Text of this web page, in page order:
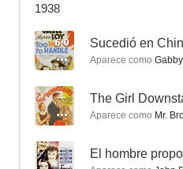
Cenizas de la guerra
--
1938
6.0 Sucedió en
Aparece como
-- The Girl
Aparece como Mr.
-- El hombre